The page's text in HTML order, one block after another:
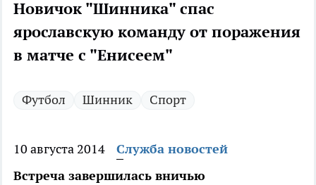
Новичок "Шинника" спас
ярославскую команду от поражения
в матче с "Енисеем"
Футбол Шинник Спорт
10 августа 2014
Служба новостей
Встреча завершилась вничью